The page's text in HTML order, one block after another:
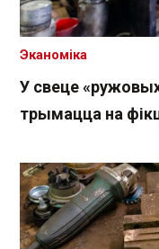
У свеце
трымацца на
Эканоміка